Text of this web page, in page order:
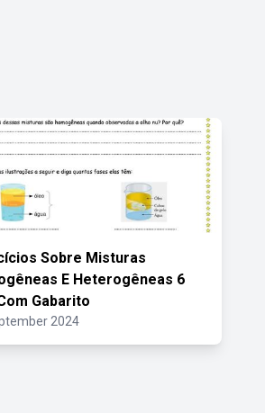
Sobre Misturas
E Heterogêneas 6
Gabarito
2024